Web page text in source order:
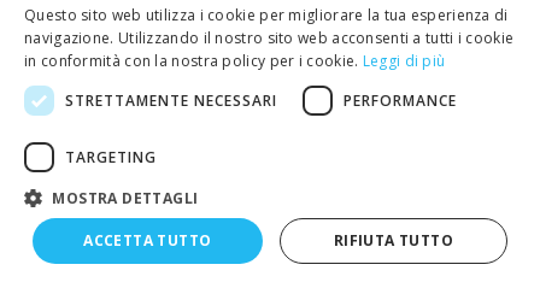
Sensori di movimento
Scacciatopi, scacciamosche, scacciacani e
elettroinsetticidi.
Sensori di presenza collegati via radio
Elettronica per Auto e Moto
Prodotti per auto
Cavi di emergenza per batterie
Connettori per antenne autoradio
Fari led da esterno per auto e camper
Questo sito web utilizza i cookie per migliorare la tua esperienza di
navigazione. Utilizzando il nostro sito web acconsenti a tutti i cookie
in conformità con la nostra policy per i cookie. Leggi di più
STRETTAMENTE NECESSARI
PERFORMANCE
TARGETING
MOSTRA DETTAGLI
ACCETTA TUTTO RIFIUTA TUTTO